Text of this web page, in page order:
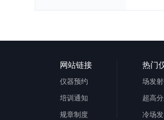
网站链接
仪器预约
培训通知
规章制度
热门
场发
超高
冷场